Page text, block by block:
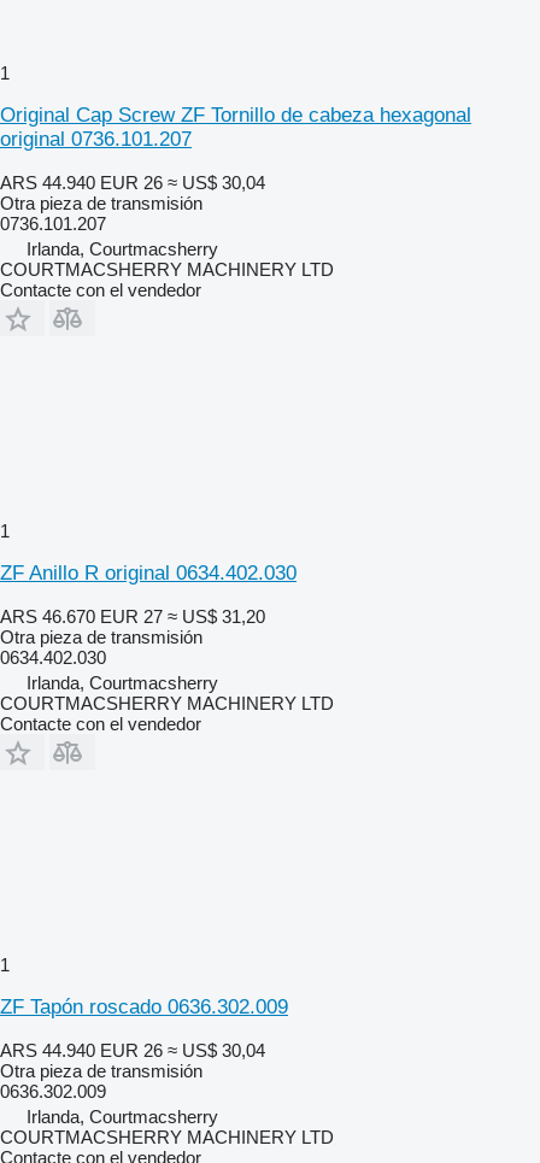
1
Original Cap Screw ZF Tornillo de cabeza hexagonal
original 0736.101.207
ARS 44.940 EUR 26 ≈ US$ 30,04
Otra pieza de transmisión
0736.101.207
Irlanda, Courtmacsherry
COURTMACSHERRY MACHINERY LTD
Contacte con el vendedor
1
ZF Anillo R original 0634.402.030
ARS 46.670 EUR 27 ≈ US$ 31,20
Otra pieza de transmisión
0634.402.030
Irlanda, Courtmacsherry
COURTMACSHERRY MACHINERY LTD
Contacte con el vendedor
1
ZF Tapón roscado 0636.302.009
ARS 44.940 EUR 26 ≈ US$ 30,04
Otra pieza de transmisión
0636.302.009
Irlanda, Courtmacsherry
COURTMACSHERRY MACHINERY LTD
Contacte con el vendedor